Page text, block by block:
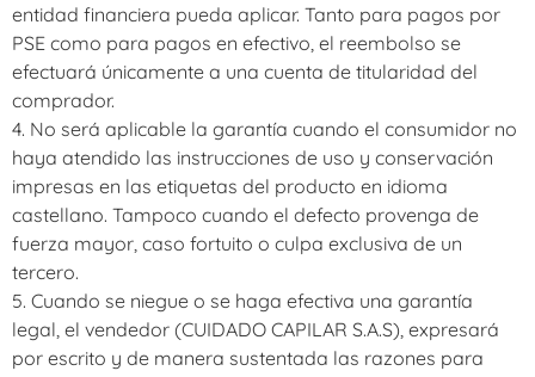
entidad financiera pueda aplicar. Tanto para pagos por
PSE como para pagos en efectivo, el reembolso se
efectuará únicamente a una cuenta de titularidad del
comprador.
4. No será aplicable la garantía cuando el consumidor no
haya atendido las instrucciones de uso y conservación
impresas en las etiquetas del producto en idioma
castellano. Tampoco cuando el defecto provenga de
fuerza mayor, caso fortuito o culpa exclusiva de un
tercero.
5. Cuando se niegue o se haga efectiva una garantía
legal, el vendedor (CUIDADO CAPILAR S.A.S), expresará
por escrito y de manera sustentada las razones para